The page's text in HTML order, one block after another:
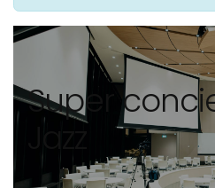
Super
Jazz